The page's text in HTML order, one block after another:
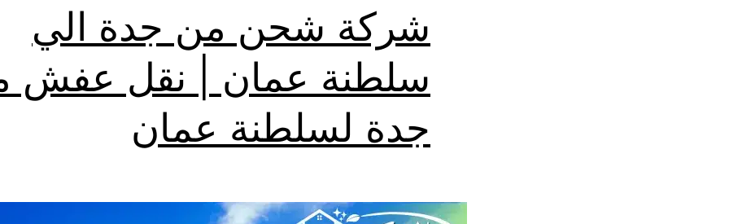
شركة شحن من جدة الي
سلطنة عمان | نقل عفش
جدة لسلطنة عمان